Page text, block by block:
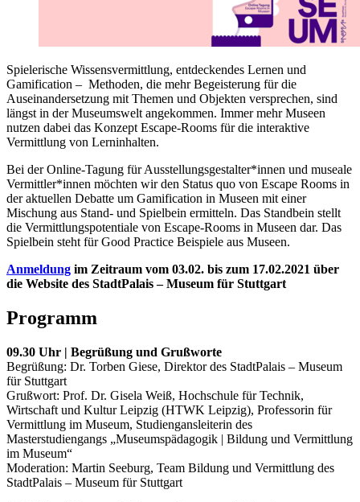
Spielerische Wissensvermittlung, entdeckendes Lernen und
Gamification – Methoden, die mehr Begeisterung für die
Auseinandersetzung mit Themen und Objekten versprechen, sind
längst in der Museumswelt angekommen. Immer mehr Museen
nutzen dabei das Konzept Escape-Rooms für die interaktive
Vermittlung von Lerninhalten.
Bei der Online-Tagung für Ausstellungsgestalter*innen und museale
Vermittler*innen möchten wir den Status quo von Escape Rooms in
der aktuellen Debatte um Gamification in Museen mit einer
Mischung aus Stand- und Spielbein ermitteln. Das Standbein stellt
die Vermittlungspotentiale von Escape-Rooms in Museen dar. Das
Spielbein steht für Good Practice Beispiele aus Museen.
Anmeldung im Zeitraum vom 03.02. bis zum 17.02.2021 über
die Website des StadtPalais – Museum für Stuttgart
Programm
09.30 Uhr | Begrüßung und Grußworte
Begrüßung: Dr. Torben Giese, Direktor des StadtPalais – Museum
für Stuttgart
Grußwort: Prof. Dr. Gisela Weiß, Hochschule für Technik,
Wirtschaft und Kultur Leipzig (HTWK Leipzig), Professorin für
Vermittlung im Museum, Studiengansleiterin des
Masterstudiengangs „Museumspädagogik | Bildung und Vermittlung
im Museum“
Moderation: Martin Seeburg, Team Bildung und Vermittlung des
StadtPalais – Museum für Stuttgart